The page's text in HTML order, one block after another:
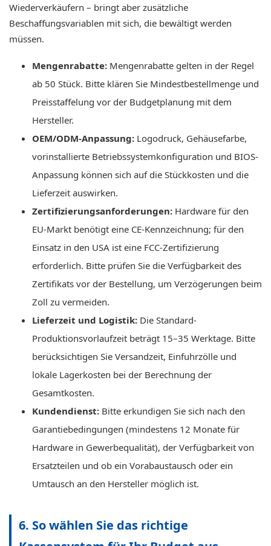
Wiederverkäufern – bringt aber zusätzliche
Beschaffungsvariablen mit sich, die bewältigt werden
müssen.
Mengenrabatte: Mengenrabatte gelten in der Regel
ab 50 Stück. Bitte klären Sie Mindestbestellmenge und
Preisstaffelung vor der Budgetplanung mit dem
Hersteller.
OEM/ODM-Anpassung: Logodruck, Gehäusefarbe,
vorinstallierte Betriebssystemkonfiguration und BIOS-
Anpassung können sich auf die Stückkosten und die
Lieferzeit auswirken.
Zertifizierungsanforderungen: Hardware für den
EU-Markt benötigt eine CE-Kennzeichnung; für den
Einsatz in den USA ist eine FCC-Zertifizierung
erforderlich. Bitte prüfen Sie die Verfügbarkeit des
Zertifikats vor der Bestellung, um Verzögerungen beim
Zoll zu vermeiden.
Lieferzeit und Logistik: Die Standard-
Produktionsvorlaufzeit beträgt 15–35 Werktage. Bitte
berücksichtigen Sie Versandzeit, Einfuhrzölle und
lokale Lagerkosten bei der Berechnung der
Gesamtkosten.
Kundendienst: Bitte erkundigen Sie sich nach den
Garantiebedingungen (mindestens 12 Monate für
Hardware in Gewerbequalität), der Verfügbarkeit von
Ersatzteilen und ob ein Vorabaustausch oder ein
Umtausch an den Hersteller möglich ist.
6. So wählen Sie das richtige